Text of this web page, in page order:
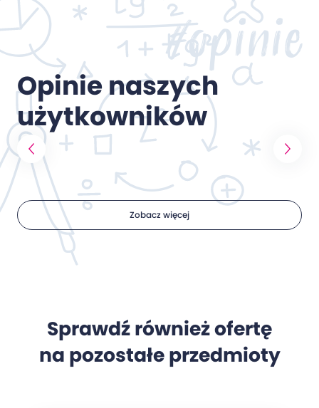
Opinie naszych
użytkowników
#opinie
Zobacz więcej
Sprawdź również ofertę
na pozostałe przedmioty